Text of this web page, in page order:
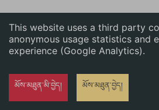
This website uses a third party
anonymous usage statistics and
experience (Google Analytics).
མོས་མཐུན་མི་བྱེད། མོས་མཐུན་བྱེད།